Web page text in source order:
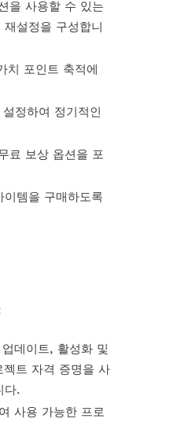
을 사용할 수 있는
설정을 구성합니
치 포인트 축적에
정하여 정기적인
료 보상 옵션을 포
템을 구매하도록
데이트, 활성화 및
젝트 자격 증명을 사
다.
사용 가능한 프로